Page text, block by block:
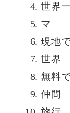
世界
マ
現地
世界
無料
仲間